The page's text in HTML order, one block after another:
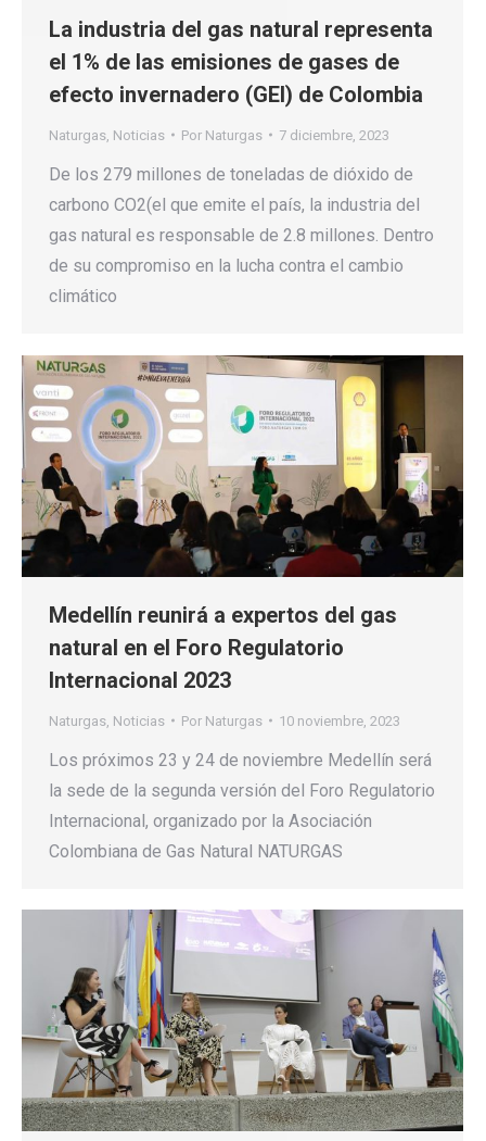
La industria del gas natural representa
el 1% de las emisiones de gases de
efecto invernadero (GEI) de Colombia
Naturgas Noticias Por Naturgas 7 diciembre, 2023
De los 279 millones de toneladas de dióxido de
carbono CO2(el que emite el país, la industria del
gas natural es responsable de 2.8 millones. Dentro
de su compromiso en la lucha contra el cambio
climático
Medellín reunirá a expertos del gas
natural en el Foro Regulatorio
Internacional 2023
Naturgas Noticias Por Naturgas 10 noviembre, 2023
Los próximos 23 y 24 de noviembre Medellín será
la sede de la segunda versión del Foro Regulatorio
Internacional, organizado por la Asociación
Colombiana de Gas Natural NATURGAS